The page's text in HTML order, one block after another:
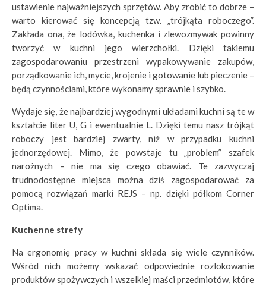
ustawienie najważniejszych sprzętów. Aby zrobić to dobrze –
warto kierować się koncepcją tzw. „trójkąta roboczego”.
Zakłada ona, że lodówka, kuchenka i zlewozmywak powinny
tworzyć w kuchni jego wierzchołki. Dzięki takiemu
zagospodarowaniu przestrzeni wypakowywanie zakupów,
porządkowanie ich, mycie, krojenie i gotowanie lub pieczenie –
będą czynnościami, które wykonamy sprawnie i szybko.
Wydaje się, że najbardziej wygodnymi układami kuchni są te w
kształcie liter U, G i ewentualnie L. Dzięki temu nasz trójkąt
roboczy jest bardziej zwarty, niż w przypadku kuchni
jednorzędowej. Mimo, że powstaje tu „problem” szafek
narożnych – nie ma się czego obawiać. Te zazwyczaj
trudnodostępne miejsca można dziś zagospodarować za
pomocą rozwiązań marki REJS – np. dzięki półkom Corner
Optima.
Kuchenne strefy
Na ergonomię pracy w kuchni składa się wiele czynników.
Wśród nich możemy wskazać odpowiednie rozlokowanie
produktów spożywczych i wszelkiej maści przedmiotów, które